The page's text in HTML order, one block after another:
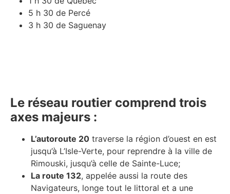
5 h 30 de Percé
3 h 30 de Saguenay
Le réseau routier comprend trois
axes majeurs :
L’autoroute 20 traverse la région d’ouest en est
jusqu’à L’Isle-Verte, pour reprendre à la ville de
Rimouski, jusqu’à celle de Sainte-Luce;
La route 132, appelée aussi la route des
Navigateurs, longe tout le littoral et a une